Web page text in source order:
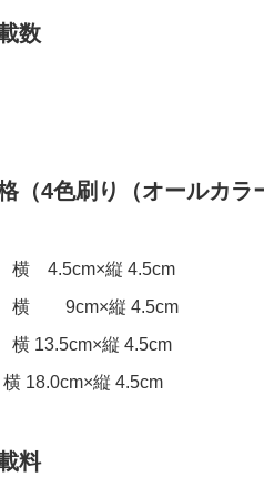
数
（4色刷り（オールカラ
4.5cm×縦 4.5cm
9cm×縦 4.5cm
13.5cm×縦 4.5cm
18.0cm×縦 4.5cm
料